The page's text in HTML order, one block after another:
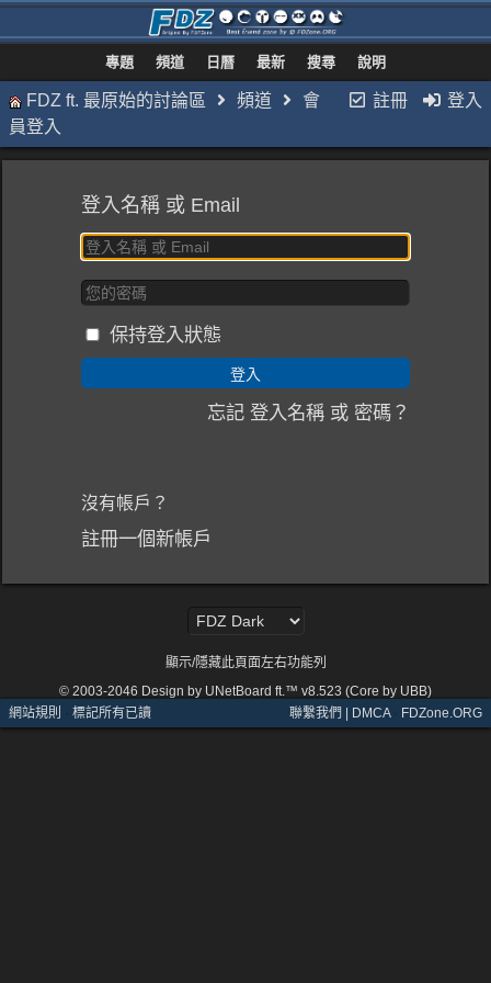
專題 頻道 日曆 最新 搜尋 說明
註冊 登入
FDZ ft. 最原始的討論區 頻道
會
員登入
登入名稱 或 Email
保持登入狀態
忘記 登入名稱 或 密碼？
沒有帳戶？
註冊一個新帳戶
顯示/隱藏此頁面左右功能列
© 2003-2046 Design by UNetBoard ft.™ v8.523 (Core by UBB)
網站規則 · 標記所有已讀 聯繫我們 | DMCA· FDZone.ORG